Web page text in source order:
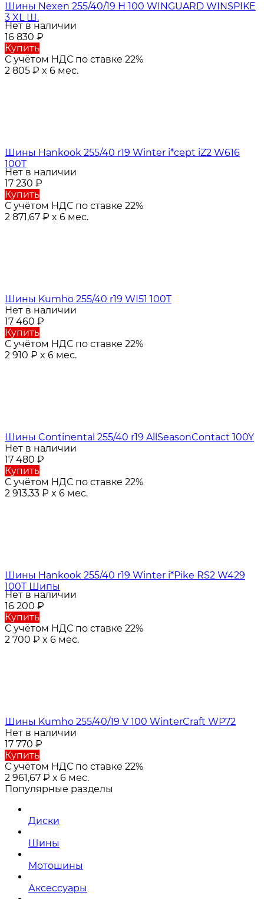
Шины Nexen 255/40/19 H 100 WINGUARD WINSPIKE
3 XL Ш.
Нет в наличии
16 830 ₽
Купить
С учётом НДС по ставке 22%
2 805 ₽ x 6 мес.
Шины Hankook 255/40 r19 Winter i*cept iZ2 W616
100T
Нет в наличии
17 230 ₽
Купить
С учётом НДС по ставке 22%
2 871,67 ₽ x 6 мес.
Шины Kumho 255/40 r19 WI51 100T
Нет в наличии
17 460 ₽
Купить
С учётом НДС по ставке 22%
2 910 ₽ x 6 мес.
Шины Continental 255/40 r19 AllSeasonContact 100Y
Нет в наличии
17 480 ₽
Купить
С учётом НДС по ставке 22%
2 913,33 ₽ x 6 мес.
Шины Hankook 255/40 r19 Winter i*Pike RS2 W429
100T Шипы
Нет в наличии
16 200 ₽
Купить
С учётом НДС по ставке 22%
2 700 ₽ x 6 мес.
Шины Kumho 255/40/19 V 100 WinterCraft WP72
Нет в наличии
17 770 ₽
Купить
С учётом НДС по ставке 22%
2 961,67 ₽ x 6 мес.
Популярные разделы
Диски
Шины
Мотошины
Аксессуары